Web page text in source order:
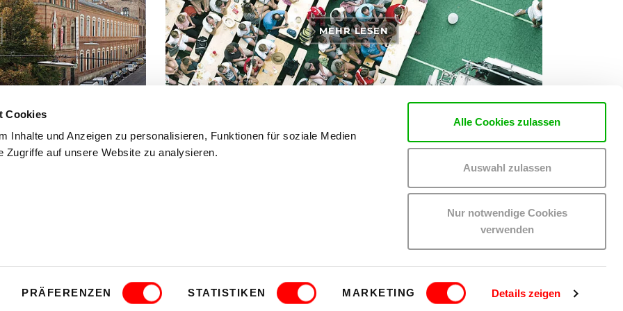
Cookies
Inhalte und Anzeigen zu personalisieren, Funktionen für soziale Medien
Zugriffe auf unsere Website zu analysieren.
PRÄFERENZEN STATISTIKEN MARKETING Details zeigen
Alle Cookies zulassen
Auswahl zulassen
Nur notwendige Cookies
verwenden
mit dem Fahrrad oder mit
MEHR LESEN
FAQ
Häufig gestellte Fragen und Antworten zu den Themen Tickets, Konzerte und Partys
FAQ KINDER- UND JUGENDSCHUTZRICHTLINIEN MITGLIEDER-LOGIN